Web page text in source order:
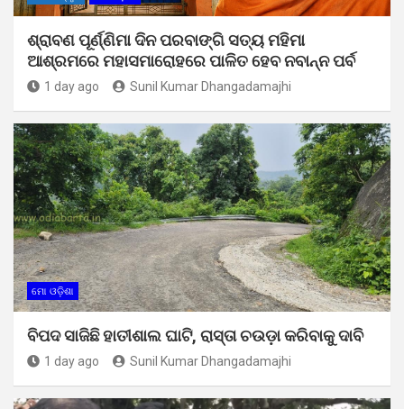
ଶ୍ରାବଣ ପୂର୍ଣ୍ଣିମା ଦିନ ପରବାଙ୍ଗି ସତ୍ୟ ମହିମା
ଆଶ୍ରମରେ ମହାସମାରୋହରେ ପାଳିତ ହେବ ନବାନ୍ନ ପର୍ବ
1 day ago Sunil Kumar Dhangadamajhi
ମୋ ଓଡ଼ିଶା
ବିପଦ ସାଜିଛି ହାତୀଶାଲ ଘାଟି, ରାସ୍ତା ଚଉଡ଼ା କରିବାକୁ ଦାବି
1 day ago Sunil Kumar Dhangadamajhi